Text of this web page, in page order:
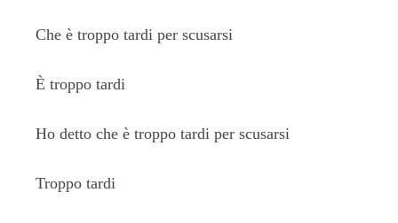
Che è troppo tardi per scusarsi
È troppo tardi
Ho detto che è troppo tardi per scusarsi
Troppo tardi